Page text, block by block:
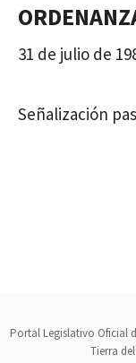
31 de julio de
Señalización
Portal Legislativo Oficial
Tierra